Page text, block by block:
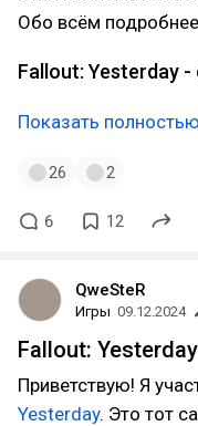
Обо всём
Fallout: Yesterday
Показать полностью
26 2
6 12
QweSteR
Игры 09.12.2024
Fallout:
Приветствую! Я
Yesterday. Это тот